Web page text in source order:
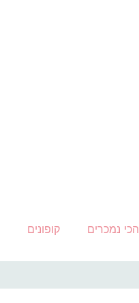
הכי נמכרים קופונים